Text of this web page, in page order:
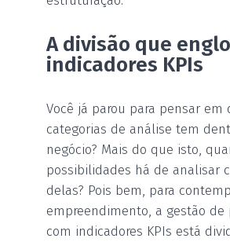
A divisão que
indicadores KPIs
Você já parou para pensar em
categorias de análise tem
negócio? Mais do que isto,
possibilidades há de analisar
delas? Pois bem, para
empreendimento, a gestão de
com indicadores KPIs está